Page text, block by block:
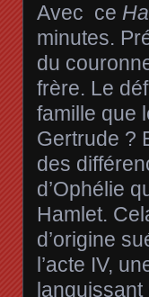
Avec ce
minutes.
du
frère. Le
famille que
Gertrude ?
des
d’Ophélie
Hamlet.
d’origine
l’acte IV,